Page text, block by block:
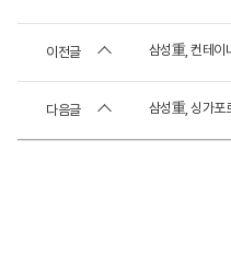
이전글
다음글